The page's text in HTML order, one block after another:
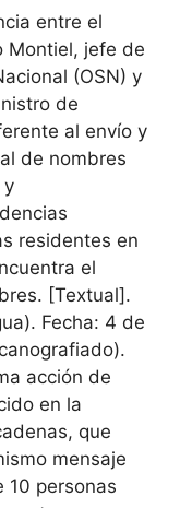
entre el
Montiel, jefe de
(OSN) y
de
al envío y
de nombres
y
residentes en
el
[Textual].
Fecha: 4 de
acción de
en la
que
mensaje
10 personas